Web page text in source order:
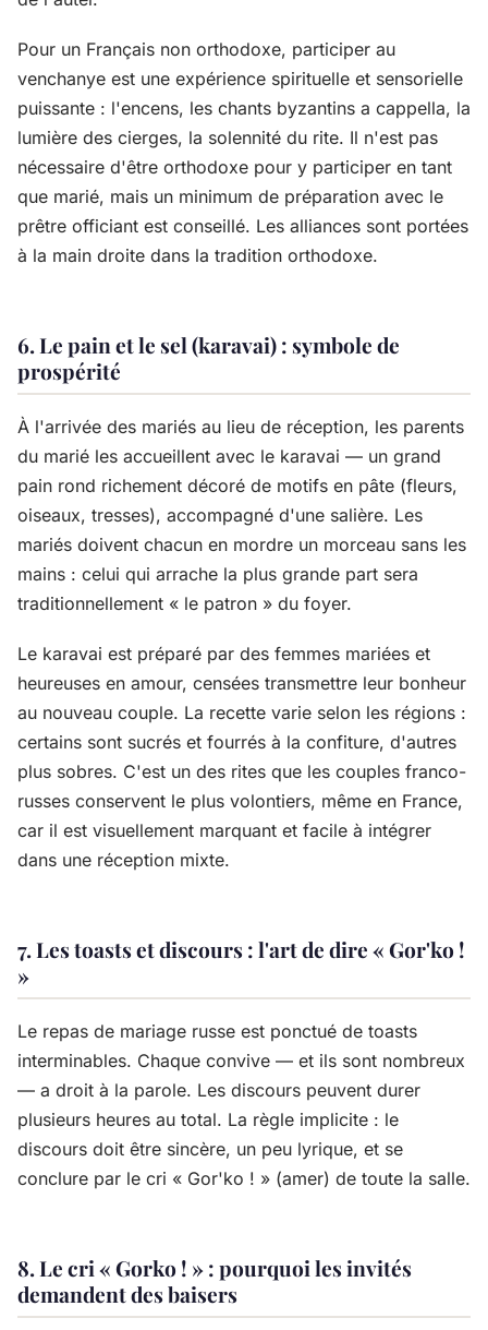
Pour un Français non orthodoxe, participer au
venchanye est une expérience spirituelle et sensorielle
puissante : l'encens, les chants byzantins a cappella, la
lumière des cierges, la solennité du rite. Il n'est pas
nécessaire d'être orthodoxe pour y participer en tant
que marié, mais un minimum de préparation avec le
prêtre officiant est conseillé. Les alliances sont portées
à la main droite dans la tradition orthodoxe.
6. Le pain et le sel (karavai) : symbole de
prospérité
À l'arrivée des mariés au lieu de réception, les parents
du marié les accueillent avec le karavai — un grand
pain rond richement décoré de motifs en pâte (fleurs,
oiseaux, tresses), accompagné d'une salière. Les
mariés doivent chacun en mordre un morceau sans les
mains : celui qui arrache la plus grande part sera
traditionnellement « le patron » du foyer.
Le karavai est préparé par des femmes mariées et
heureuses en amour, censées transmettre leur bonheur
au nouveau couple. La recette varie selon les régions :
certains sont sucrés et fourrés à la confiture, d'autres
plus sobres. C'est un des rites que les couples franco-
russes conservent le plus volontiers, même en France,
car il est visuellement marquant et facile à intégrer
dans une réception mixte.
7. Les toasts et discours : l'art de dire « Gor'ko !
»
Le repas de mariage russe est ponctué de toasts
interminables. Chaque convive — et ils sont nombreux
— a droit à la parole. Les discours peuvent durer
plusieurs heures au total. La règle implicite : le
discours doit être sincère, un peu lyrique, et se
conclure par le cri « Gor'ko ! » (amer) de toute la salle.
8. Le cri « Gorko ! » : pourquoi les invités
demandent des baisers